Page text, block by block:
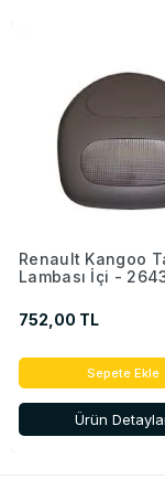
Renault Kangoo
Lambası İçi -
752,00 TL
Sepete Ekle
Ürün